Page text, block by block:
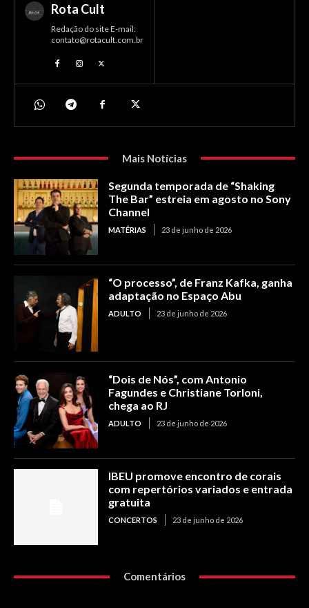
Rota Cult
Redação do site E-mail:
contato@rotacult.com.br
Mais Notícias
Segunda temporada de “Shaking
The Bar” estreia em agosto no Sony
Channel
MATÉRIAS 23 de junho de 2026
“O processo”, de Franz Kafka, ganha
adaptação no Espaço Abu
ADULTO 23 de junho de 2026
“Dois de Nós”, com Antonio
Fagundes e Christiane Torloni,
chega ao RJ
ADULTO 23 de junho de 2026
IBEU promove encontro de corais
com repertórios variados e entrada
gratuita
CONCERTOS 23 de junho de 2026
Comentários